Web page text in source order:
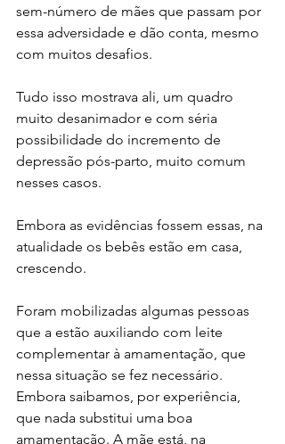
sem-número de mães que passam por
essa adversidade e dão conta, mesmo
com muitos desafios.
Tudo isso mostrava ali, um quadro
muito desanimador e com séria
possibilidade do incremento de
depressão pós-parto, muito comum
nesses casos.
Embora as evidências fossem essas, na
atualidade os bebês estão em casa,
crescendo.
Foram mobilizadas algumas pessoas
que a estão auxiliando com leite
complementar à amamentação, que
nessa situação se fez necessário.
Embora saibamos, por experiência,
que nada substitui uma boa
amamentação. A mãe está, na